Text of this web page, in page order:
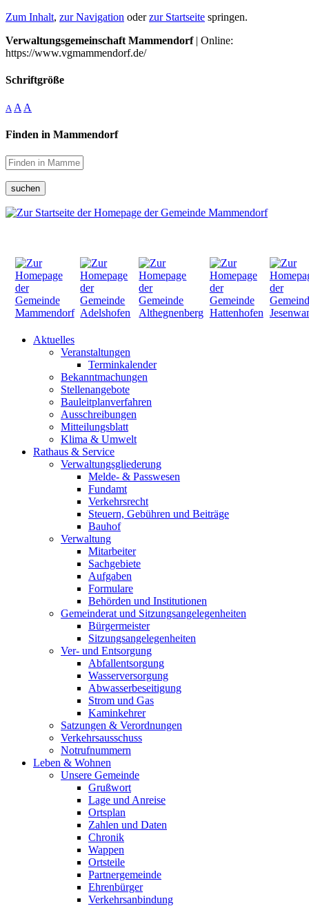
Zum Inhalt, zur Navigation oderzur Startseite springen.
Verwaltungsgemeinschaft Mammendorf| Online:
https://www.vgmammendorf.de/
Schriftgröße
A A A
Finden in Mammendorf
suchen
Aktuelles
Veranstaltungen
Terminkalender
Bekanntmachungen
Stellenangebote
Bauleitplanverfahren
Ausschreibungen
Mitteilungsblatt
Klima & Umwelt
Rathaus & Service
Verwaltungsgliederung
Melde- & Passwesen
Fundamt
Verkehrsrecht
Steuern, Gebühren und Beiträge
Bauhof
Verwaltung
Mitarbeiter
Sachgebiete
Aufgaben
Formulare
Behörden und Institutionen
Gemeinderat und Sitzungsangelegenheiten
Bürgermeister
Sitzungsangelegenheiten
Ver- und Entsorgung
Abfallentsorgung
Wasserversorgung
Abwasserbeseitigung
Strom und Gas
Kaminkehrer
Satzungen & Verordnungen
Verkehrsausschuss
Notrufnummern
Leben & Wohnen
Unsere Gemeinde
Grußwort
Lage und Anreise
Ortsplan
Zahlen und Daten
Chronik
Wappen
Ortsteile
Partnergemeinde
Ehrenbürger
Verkehrsanbindung